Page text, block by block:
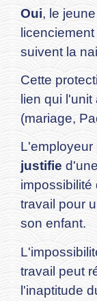
Oui, le
licenciement
suivent la
Cette
lien qui
(mariage,
L'employeur
justifie d'une
impossibilité
travail pour
son enfant.
travail peut
l'inaptitude